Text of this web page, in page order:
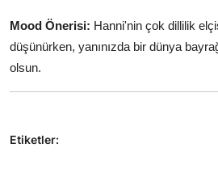
Mood Önerisi: Hanni'nin çok dillilik
düşünürken, yanınızda bir dünya
olsun.
Etiketler: